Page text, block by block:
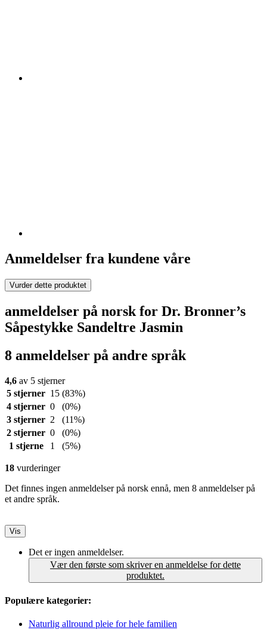
Anmeldelser fra kundene våre
Vurder dette produktet
anmeldelser på norsk for Dr. Bronner’s
Såpestykke Sandeltre Jasmin
8 anmeldelser på andre språk
4,6 av 5 stjerner
5 stjerner 15 (83%)
4 stjerner 0
(0%)
3 stjerner 2
(11%)
2 stjerner 0
(0%)
1 stjerne
1 (5%)
18 vurderinger
Det finnes ingen anmeldelser på norsk ennå, men 8 anmeldelser på
et andre språk.
Vis
Det er ingen anmeldelser.
Vær den første som skriver en anmeldelse for dette
produktet.
Populære kategorier:
Naturlig allround pleie for hele familien